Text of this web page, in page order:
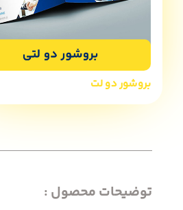
بروشور دو لت
توضیحات محصول :